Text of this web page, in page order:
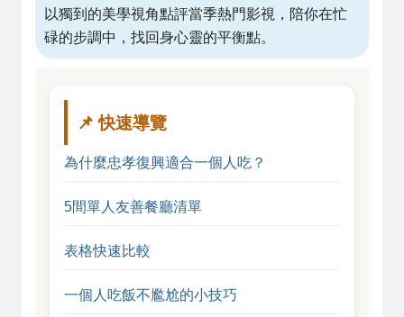
以獨到的美學視角點評當季熱門影視，陪你在忙
碌的步調中，找回身心靈的平衡點。
📌 快速導覽
為什麼忠孝復興適合一個人吃？
5間單人友善餐廳清單
表格快速比較
一個人吃飯不尷尬的小技巧